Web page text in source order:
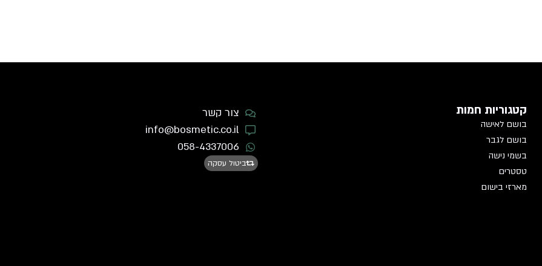
קטגוריות חמות
בושם לאישה
בושם לגבר
בשמי נישה
טסטרים
מארזי בישום
צור קשר
info@bosmetic.co.il
058-4337006
ביטול עסקה